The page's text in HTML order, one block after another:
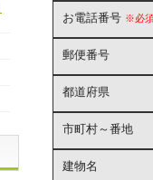
お電話番号 ※必
郵便番号
都道府県
市町村～番地
建物名